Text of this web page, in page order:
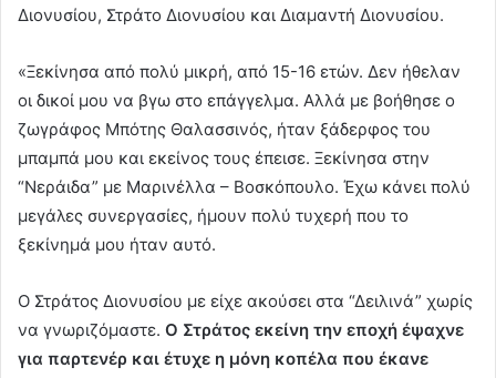
Διονυσίου, Στράτο Διονυσίου και Διαμαντή Διονυσίου.
«Ξεκίνησα από πολύ μικρή, από 15-16 ετών. Δεν ήθελαν
οι δικοί μου να βγω στο επάγγελμα. Αλλά με βοήθησε ο
ζωγράφος Μπότης Θαλασσινός, ήταν ξάδερφος του
μπαμπά μου και εκείνος τους έπεισε. Ξεκίνησα στην
“Νεράιδα” με Μαρινέλλα – Βοσκόπουλο. Έχω κάνει πολύ
μεγάλες συνεργασίες, ήμουν πολύ τυχερή που το
ξεκίνημά μου ήταν αυτό.
Ο Στράτος Διονυσίου με είχε ακούσει στα “Δειλινά” χωρίς
να γνωριζόμαστε. Ο Στράτος εκείνη την εποχή έψαχνε
για παρτενέρ και έτυχε η μόνη κοπέλα που έκανε